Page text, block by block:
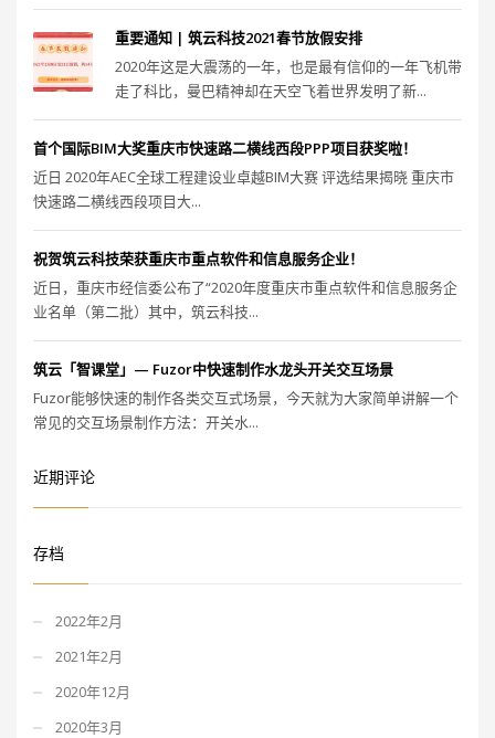
重要通知 | 筑云科技2021春节放假安排
2020年这是大震荡的一年，也是最有信仰的一年飞机带
走了科比，曼巴精神却在天空飞着世界发明了新...
首个国际BIM大奖重庆市快速路二横线西段PPP项目获奖啦！
近日 2020年AEC全球工程建设业卓越BIM大赛 评选结果揭晓 重庆市
快速路二横线西段项目大...
祝贺筑云科技荣获重庆市重点软件和信息服务企业！
近日，重庆市经信委公布了“2020年度重庆市重点软件和信息服务企
业名单（第二批）其中，筑云科技...
筑云「智课堂」— Fuzor中快速制作水龙头开关交互场景
Fuzor能够快速的制作各类交互式场景，今天就为大家简单讲解一个
常见的交互场景制作方法：开关水...
近期评论
存档
2022年2月
2021年2月
2020年12月
2020年3月